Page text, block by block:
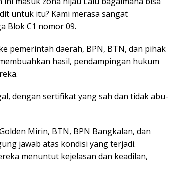
untuk itu? Kami merasa sangat
Blok C1 nomor 09.
pemerintah daerah, BPN, BTN, dan pihak
hasil, pendampingan hukum
dengan sertifikat yang sah dan tidak abu-
Mirin, BTN, BPN Bangkalan, dan
jawab atas kondisi yang terjadi.
menuntut kejelasan dan keadilan,